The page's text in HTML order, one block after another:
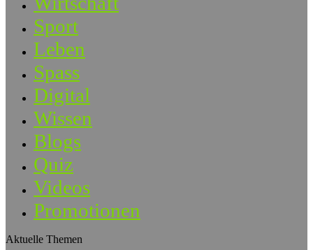
Sport
Leben
Spass
Digital
Wissen
Blogs
Quiz
Videos
Promotionen
Aktuelle Themen